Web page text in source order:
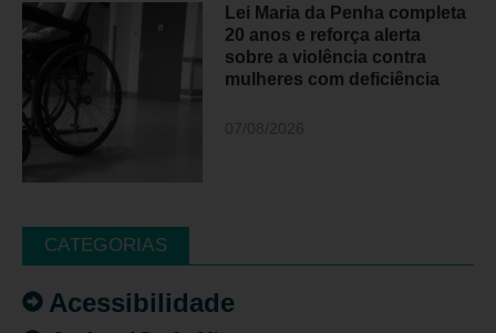
Lei Maria da Penha completa
20 anos e reforça alerta
sobre a violência contra
mulheres com deficiência
CATEGORIAS
Acessibilidade